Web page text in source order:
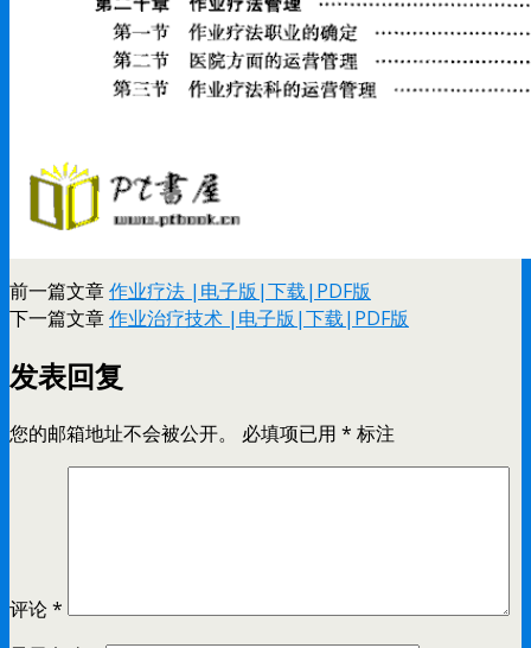
前一篇文章作业疗法 |电子版|下载|PDF版
下一篇文章作业治疗技术 |电子版|下载|PDF版
发表回复
您的邮箱地址不会被公开。 必填项已用 * 标注
评论*